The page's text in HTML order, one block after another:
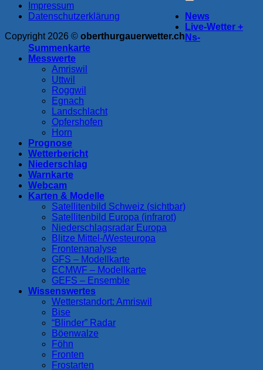
Impressum
Datenschutzerklärung
Copyright 2026 © oberthurgauerwetter.ch
News
Live-Wetter +
Ns-
Summenkarte
Messwerte
Amriswil
Uttwil
Roggwil
Egnach
Landschlacht
Opfershofen
Horn
Prognose
Wetterbericht
Niederschlag
Warnkarte
Webcam
Karten & Modelle
Satellitenbild Schweiz (sichtbar)
Satellitenbild Europa (infrarot)
Niederschlagsradar Europa
Blitze Mittel-/Westeuropa
Frontenanalyse
GFS – Modellkarte
ECMWF – Modellkarte
GEFS – Ensemble
Wissenswertes
Wetterstandort: Amriswil
Bise
“Blinder” Radar
Böenwalze
Föhn
Fronten
Frostarten